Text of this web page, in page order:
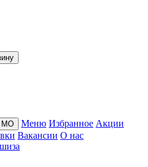
МО Меню Избранное Акции
Вакансии О нас